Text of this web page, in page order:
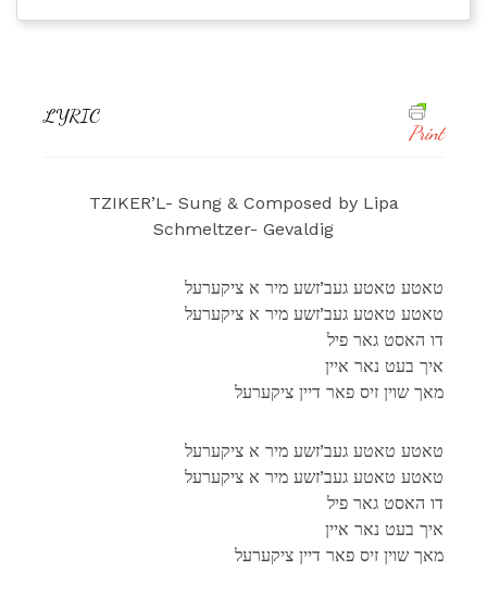
LYRIC
Print
TZIKER’L- Sung & Composed by Lipa
Schmeltzer- Gevaldig
טאטע טאטע געב’זשע מיר א ציקערעל
טאטע טאטע געב’זשע מיר א ציקערעל
דו האסט גאר פיל
איך בעט נאר איין
מאך שוין זיס פאר דיין ציקערעל
טאטע טאטע געב’זשע מיר א ציקערעל
טאטע טאטע געב’זשע מיר א ציקערעל
דו האסט גאר פיל
איך בעט נאר איין
מאך שוין זיס פאר דיין ציקערעל